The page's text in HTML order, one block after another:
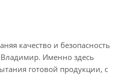
качество и безопасность
Именно здесь
готовой продукции, с